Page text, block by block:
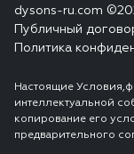
dysons-ru.com
Публичный
Политика
Настоящие
интеллектуальной
копирование его
предварительного